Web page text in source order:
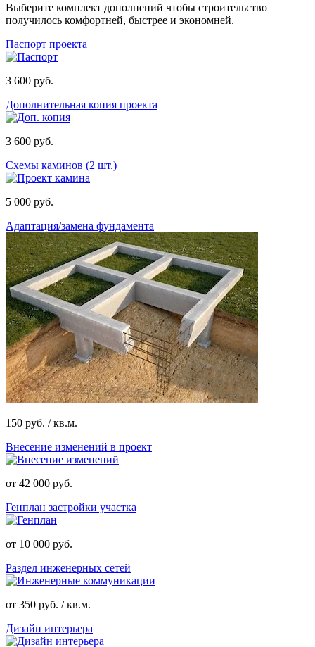
Выберите комплект дополнений чтобы строительство
получилось комфортней, быстрее и экономней.
Паспорт проекта
3 600 руб.
Дополнительная копия проекта
3 600 руб.
Схемы каминов (2 шт.)
5 000 руб.
Адаптация/замена фундамента
150 руб. / кв.м.
Внесение изменений в проект
от 42 000 руб.
Генплан застройки участка
от 10 000 руб.
Раздел инженерных сетей
от 350 руб. / кв.м.
Дизайн интерьера